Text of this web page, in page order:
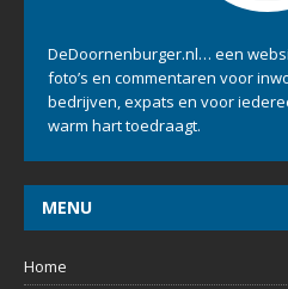
DeDoornenburger.nl… een
foto’s en commentaren voor
bedrijven, expats en voor
warm hart toedraagt.
MENU
Home